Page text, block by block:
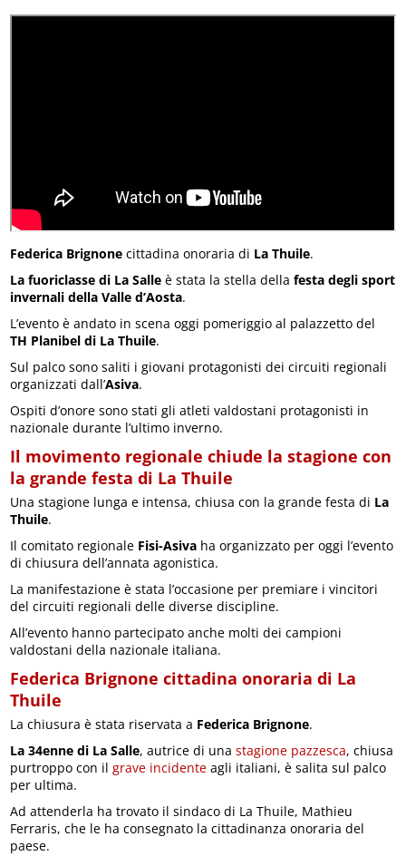
Federica Brignone cittadina onoraria di La Thuile.
La fuoriclasse di La Salle è stata la stella dellafesta degli sport
invernali della Valle d’Aosta.
L’evento è andato in scena oggi pomeriggio al palazzetto del
TH Planibel di La Thuile.
Sul palco sono saliti i giovani protagonisti dei circuiti regionali
organizzati dall’Asiva.
Ospiti d’onore sono stati gli atleti valdostani protagonisti in
nazionale durante l’ultimo inverno.
Il movimento regionale chiude la stagione con
la grande festa di La Thuile
Una stagione lunga e intensa, chiusa con la grande festa di La
Thuile.
Il comitato regionale Fisi-Asiva ha organizzato per oggi l’evento
di chiusura dell’annata agonistica.
La manifestazione è stata l’occasione per premiare i vincitori
del circuiti regionali delle diverse discipline.
All’evento hanno partecipato anche molti dei campioni
valdostani della nazionale italiana.
Federica Brignone cittadina onoraria di La
Thuile
La chiusura è stata riservata a Federica Brignone.
La 34enne di La Salle, autrice di unastagione pazzesca, chiusa
purtroppo con ilgrave incidente agli italiani, è salita sul palco
per ultima.
Ad attenderla ha trovato il sindaco di La Thuile, Mathieu
Ferraris, che le ha consegnato la cittadinanza onoraria del
paese.